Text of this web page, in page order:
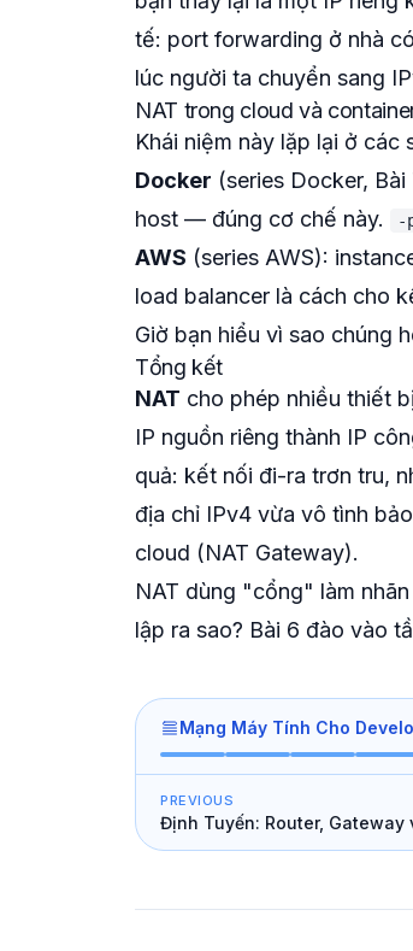
tế: port forwarding ở nhà
lúc người ta chuyển sang
NAT trong cloud và
Khái niệm này lặp lại ở các
Docker (series Docker,
host — đúng cơ chế này.
-
AWS (series AWS):
load balancer là cách cho
Giờ bạn hiểu vì sao chúng
Tổng kết
NAT cho phép nhiều thiết
IP nguồn riêng thành IP
quả: kết nối đi-ra trơn tru,
địa chỉ IPv4 vừa vô tình
cloud (NAT Gateway).
NAT dùng "cổng" làm
lập ra sao? Bài 6 đào vào
Mạng Máy Tính Cho
PREVIOUS
Định Tuyến: Router, Gateway